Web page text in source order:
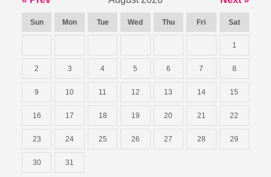
Sun Mon Tue Wed Thu Fri Sat
1
2 3 4 5 6 7 8
9 10 11 12 13 14 15
16 17 18 19 20 21 22
23 24 25 26 27 28 29
30 31